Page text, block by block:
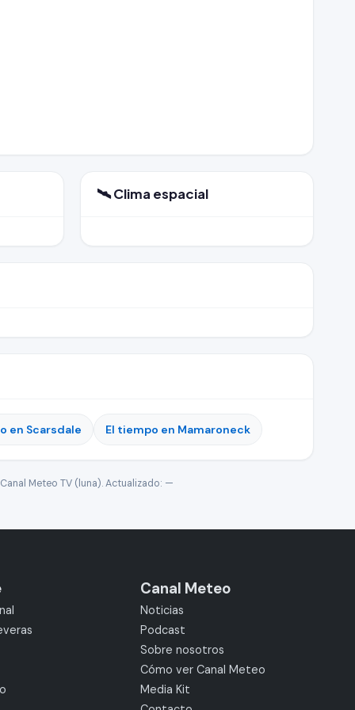
🛰️ Clima espacial
en Scarsdale El tiempo en Mamaroneck
Meteo TV (luna). Actualizado: —
Canal Meteo
Noticias
Podcast
Sobre nosotros
Cómo ver Canal Meteo
Media Kit